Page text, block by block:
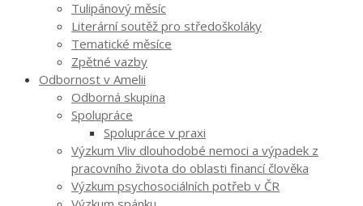
Tulipánový měsíc
Literární soutěž pro středoškoláky
Tematické měsíce
Zpětné vazby
Odbornost v Amelii
Odborná skupina
Spolupráce
Spolupráce v praxi
Výzkum Vliv dlouhodobé nemoci a výpadek z
pracovního života do oblasti financí člověka
Výzkum psychosociálních potřeb v ČR